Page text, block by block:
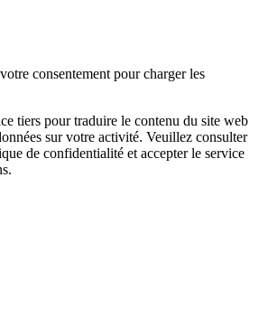
consentement pour charger les
tiers pour traduire le contenu du site web
sur votre activité. Veuillez consulter
de confidentialité et accepter le service